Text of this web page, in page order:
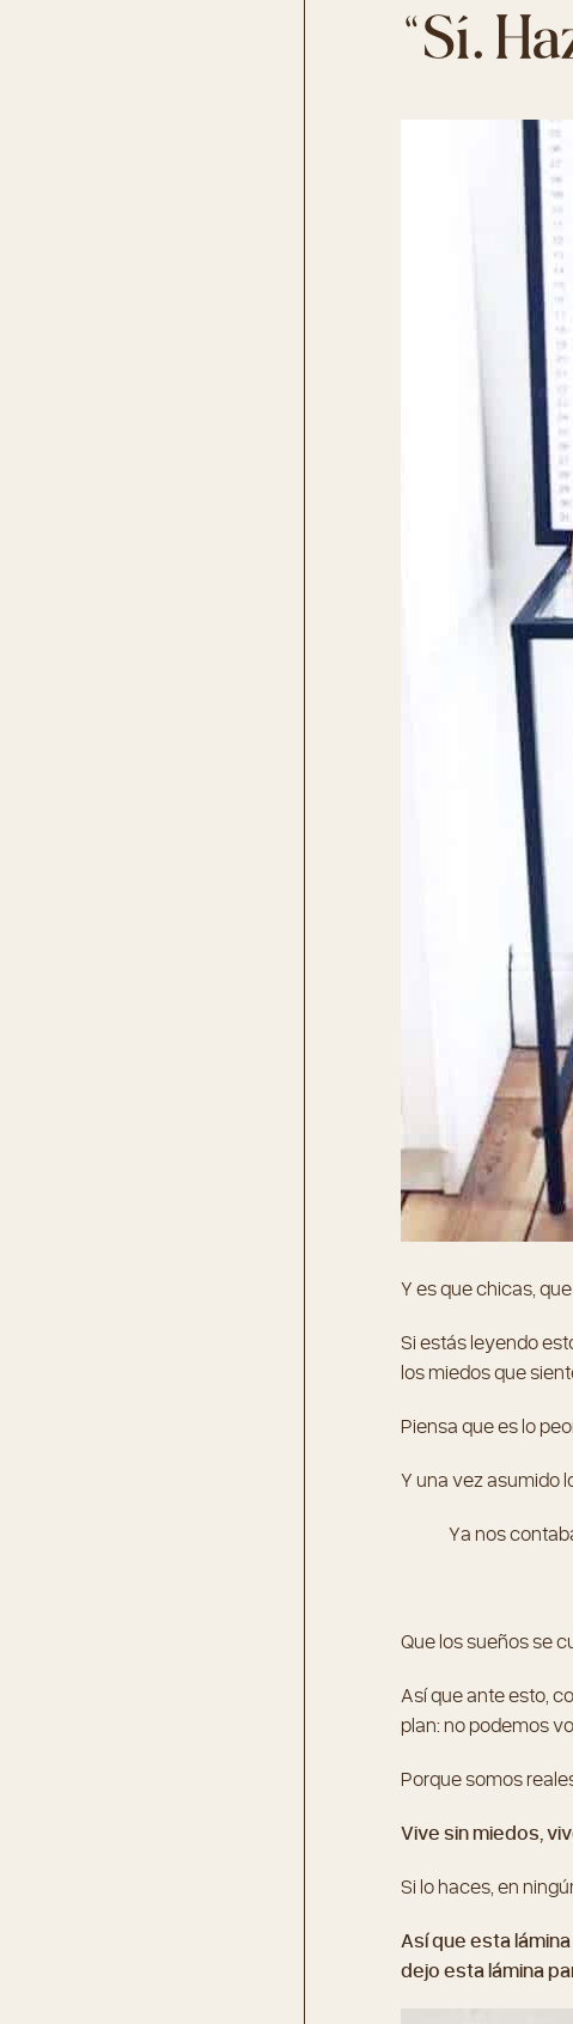
“Sí.
Y es que chicas,
Si estás leyendo
los miedos que
Piensa que es lo
Y una vez asumido
Ya nos
Que los sueños se
Así que ante esto,
plan: no podemos
Porque somos
Vive sin miedos,
Si lo haces, en
Así que esta
dejo esta lámina